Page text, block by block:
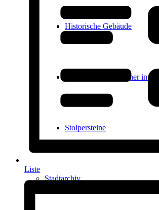
Historische Gebäude
Ernst Ludwig Kirchner in
Stolpersteine
Stadtarchiv
Liste